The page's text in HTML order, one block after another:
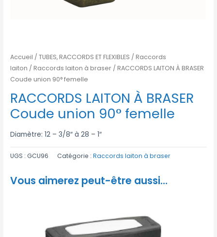
Accueil /TUBES, RACCORDS ET FLEXIBLES /Raccords
laiton /Raccords laiton à braser / RACCORDS LAITON À BRASER
Coude union 90° femelle
RACCORDS LAITON À BRASER
Coude union 90° femelle
Diamètre: 12 – 3/8″ à 28 – 1″
UGS :GCU96 Catégorie :Raccords laiton à braser
Vous aimerez peut-être aussi…